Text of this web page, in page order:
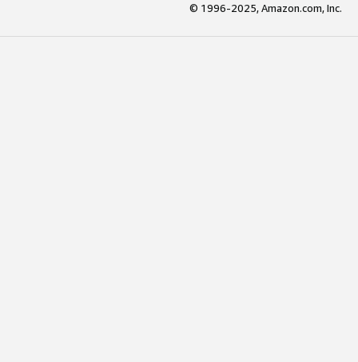
© 1996-2025, Amazon.com, Inc.